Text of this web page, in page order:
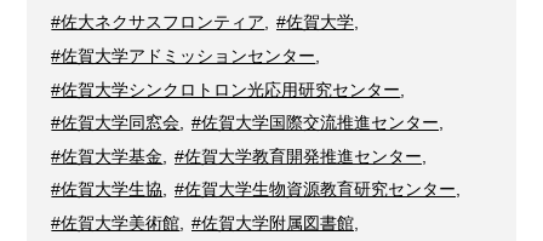
#佐大ネクサスフロンティア, #佐賀大学,
#佐賀大学アドミッションセンター
#佐賀大学シンクロトロン光応用研究センター
#佐賀大学同窓会
#佐賀大学国際交流推進センター
#佐賀大学基金
#佐賀大学教育開発推進センター
#佐賀大学生協, #佐賀大学生物資源教育研究センター,
#佐賀大学美術館
#佐賀大学附属図書館,